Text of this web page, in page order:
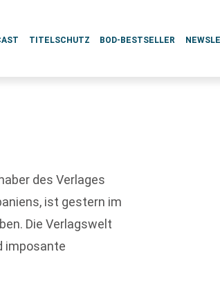
TITELSCHUTZ BOD-BESTSELLER
des Verlages
ist gestern im
Die Verlagswelt
imposante